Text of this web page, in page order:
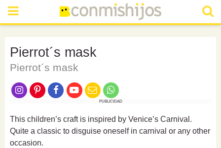
Pierrot´s mask
Pierrot´s mask
PUBLICIDAD
This children’s craft is inspired by Venice’s Carnival.
Quite a classic to disguise oneself in carnival or any other
occasion.